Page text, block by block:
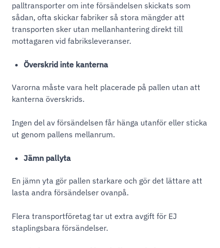
palltransporter om inte försändelsen skickats som
sådan, ofta skickar fabriker så stora mängder att
transporten sker utan mellanhantering direkt till
mottagaren vid fabriksleveranser.
Överskrid inte kanterna
Varorna måste vara helt placerade på pallen utan att
kanterna överskrids.
Ingen del av försändelsen får hänga utanför eller sticka
ut genom pallens mellanrum.
Jämn pallyta
En jämn yta gör pallen starkare och gör det lättare att
lasta andra försändelser ovanpå.
Flera transportföretag tar ut extra avgift för EJ
staplingsbara försändelser.